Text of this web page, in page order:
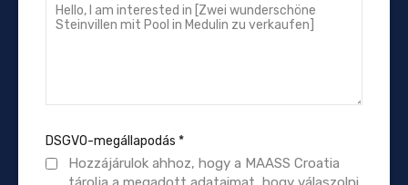
DSGVO-megállapodás *
Hozzájárulok ahhoz, hogy a MAASS Croatia